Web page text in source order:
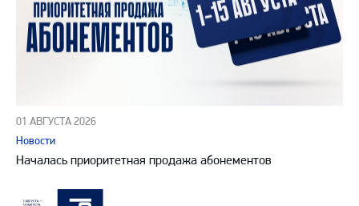
01 АВГУСТА 2026
Новости
Началась приоритетная продажа абонементов